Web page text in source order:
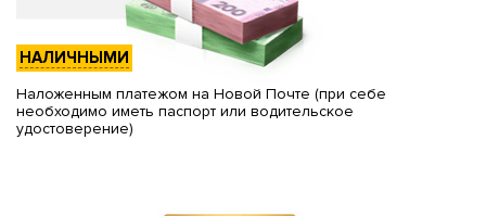
НАЛИЧНЫМИ
Наложенным платежом на Новой Почте (при себе
необходимо иметь паспорт или водительское
удостоверение)